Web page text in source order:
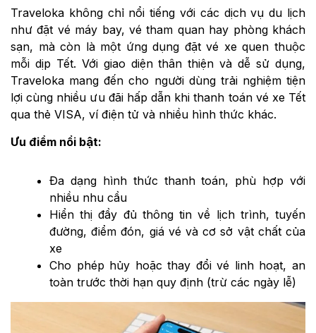
Traveloka không chỉ nổi tiếng với các dịch vụ du lịch
như đặt vé máy bay, vé tham quan hay phòng khách
sạn, mà còn là một ứng dụng đặt vé xe quen thuộc
mỗi dịp Tết. Với giao diện thân thiện và dễ sử dụng,
Traveloka mang đến cho người dùng trải nghiệm tiện
lợi cùng nhiều ưu đãi hấp dẫn khi thanh toán vé xe Tết
qua thẻ VISA, ví điện tử và nhiều hình thức khác.
Ưu điểm nổi bật:
Đa dạng hình thức thanh toán, phù hợp với
nhiều nhu cầu
Hiển thị đầy đủ thông tin về lịch trình, tuyến
đường, điểm đón, giá vé và cơ sở vật chất của
xe
Cho phép hủy hoặc thay đổi vé linh hoạt, an
toàn trước thời hạn quy định (trừ các ngày lễ)